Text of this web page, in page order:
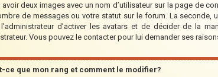
avoir deux images avec un nom d’utilisateur sur la page de
de messages ou votre statut sur le forum. La seconde,
l’administrateur d’activer les avatars et de décider de la
Vous pouvez le contacter pour lui demander ses
ce que mon rang et comment le modifier?